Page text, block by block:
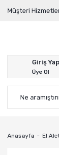
Müşteri
Giriş Yap
Üye Ol
Anasayfa El